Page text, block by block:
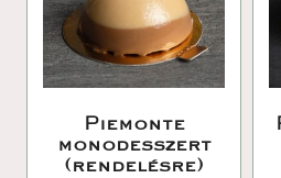
Piemonte
monodesszert
(rendelésre)